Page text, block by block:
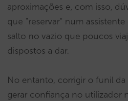
aproximações e, com isso,
que “reservar” num
salto no vazio que poucos
dispostos a dar.
No entanto, corrigir o funil da
gerar confiança no utilizador